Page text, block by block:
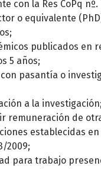
con la Res CoPq nº.
o equivalente
publicados en
5 años;
pasantía o
a la
remuneración de
establecidas en
2009;
para trabajo